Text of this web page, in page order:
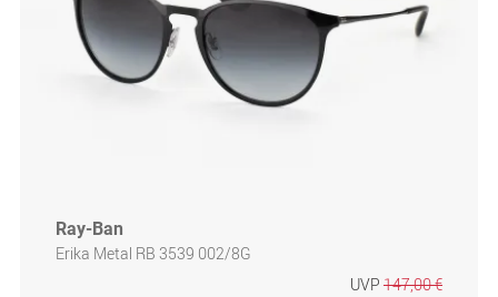
Ray-Ban
Erika Metal RB 3539 002/8G
UVP 147,00 €